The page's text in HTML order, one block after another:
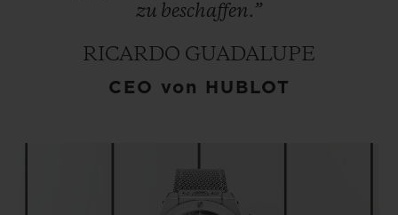
zu beschaffen.”
RICARDO GUADALUPE
CEO von HUBLOT